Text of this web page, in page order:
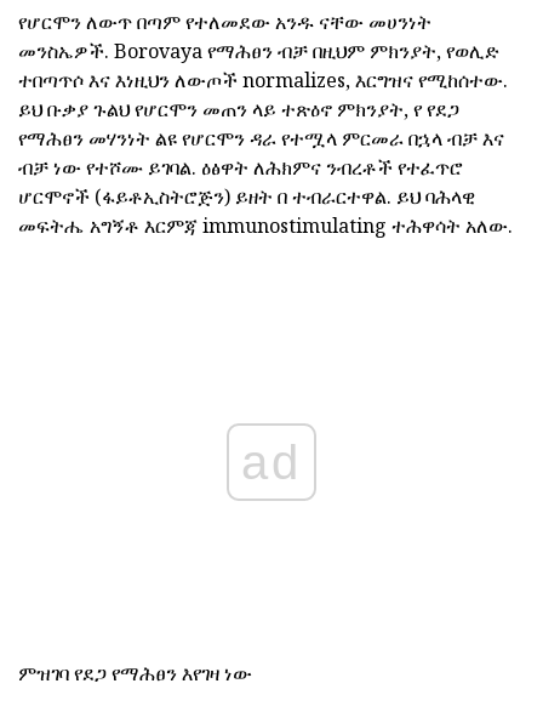
የሆርሞን ለውጥ በጣም የተለመደው አንዱ ናቸው መሀንነት
መንስኤዎች. Borovaya የማሕፀን ብቻ በዚህም ምክንያት, የወሊድ
ተበጣጥሶ እና እነዚህን ለውጦች normalizes, እርግዝና የሚከሰተው.
ይህ ቡቃያ ጉልህ የሆርሞን መጠን ላይ ተጽዕኖ ምክንያት, የ የደጋ
የማሕፀን መሃንነት ልዩ የሆርሞን ዳራ የተሟላ ምርመራ በኋላ ብቻ እና
ብቻ ነው የተሾሙ ይገባል. ዕፅዋት ለሕክምና ንብረቶች የተፈጥሮ
ሆርሞኖች (ፋይቶኢስትሮጅን) ይዘት በ ተብራርተዋል. ይህ ባሕላዊ
መፍትሔ አግኝቶ እርምጃ immunostimulating ተሕዋሳት አለው.
ad
ምዝገባ የደጋ የማሕፀን እየገዛ ነው